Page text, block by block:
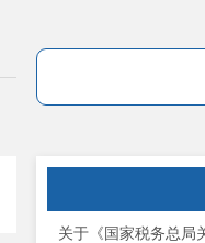
关于《国家税务总局